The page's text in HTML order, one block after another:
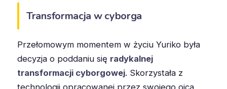
Transformacja w cyborga
Przełomowym momentem w życiu Yuriko była
decyzja o poddaniu się radykalnej
transformacji cyborgowej. Skorzystała z
technologii opracowanej przez swojego ojca